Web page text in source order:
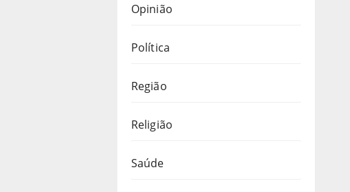
Opinião
Política
Região
Religião
Saúde